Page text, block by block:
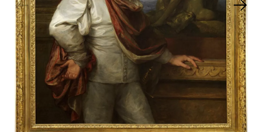
Vorheriger Slide